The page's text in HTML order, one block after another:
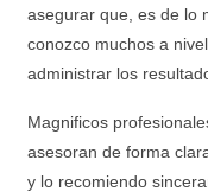
asegurar que, es de lo
conozco muchos a
administrar los
Magnificos
asesoran de forma
y lo recomiendo